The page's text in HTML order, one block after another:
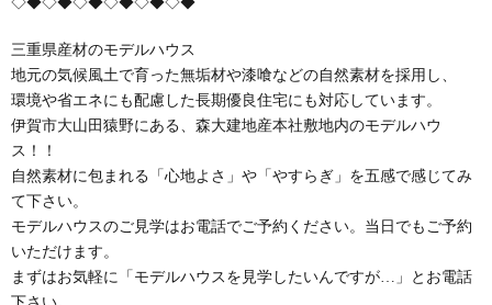
三重県産材のモデルハウス
地元の気候風土で育った無垢材や漆喰などの自然素材を採用し、
環境や省エネにも配慮した長期優良住宅にも対応しています。
伊賀市大山田猿野にある、森大建地産本社敷地内のモデルハウ
ス！！
自然素材に包まれる「心地よさ」や「やすらぎ」を五感で感じてみ
て下さい。
モデルハウスのご見学はお電話でご予約ください。当日でもご予約
いただけます。
まずはお気軽に「モデルハウスを見学したいんですが…」とお電話